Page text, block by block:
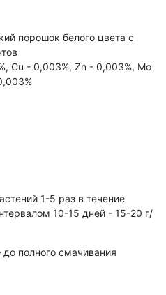
порошок белого цвета с
Cu - 0,003%, Zn - 0,003%, Mo
1-5 раз в течение
10-15 дней - 15-20 г/
полного смачивания